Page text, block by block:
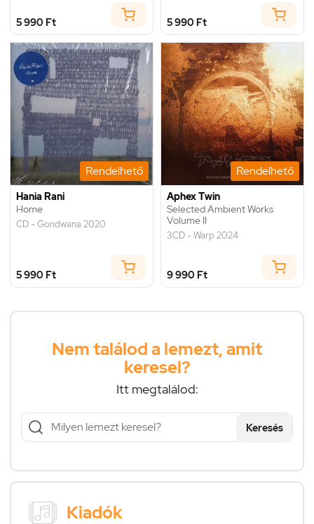
5 990 Ft 5 990 Ft
Rendelhető
Hania Rani
Home
CD - Gondwana 2020
5 990 Ft
Rendelhető
Aphex Twin
Selected Ambient Works
Volume II
3CD - Warp 2024
9 990 Ft
Nem találod a lemezt, amit
keresel?
Itt megtalálod:
Keresés
Kiadók